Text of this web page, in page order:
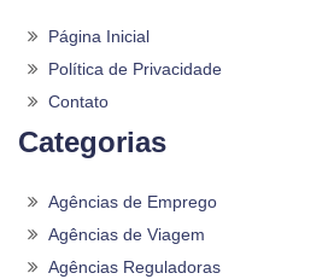
Página Inicial
Política de Privacidade
Contato
Categorias
Agências de Emprego
Agências de Viagem
Agências Reguladoras